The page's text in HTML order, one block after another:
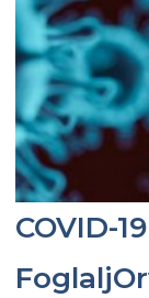
COVID-